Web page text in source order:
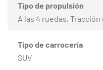
Tipo de propulsión
A las 4 ruedas,
Tipo de carrocería
SUV